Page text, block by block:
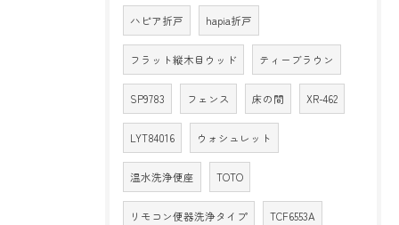
ハピア折戸 hapia折戸
フラット縦木目ウッド ティーブラウン
SP9783 フェンス 床の間 XR-462
LYT84016 ウォシュレット
温水洗浄便座 TOTO
リモコン便器洗浄タイプ TCF6553A